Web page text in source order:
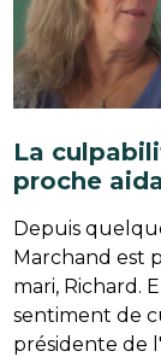
La
proche
Depuis
Marchand est
mari, Richard.
sentiment de
présidente de